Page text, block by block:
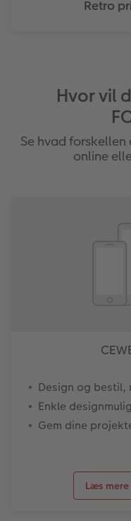
Retro
Hvor vil
Se hvad
online
Design og bestil,
Enkle
Gem dine
Læs